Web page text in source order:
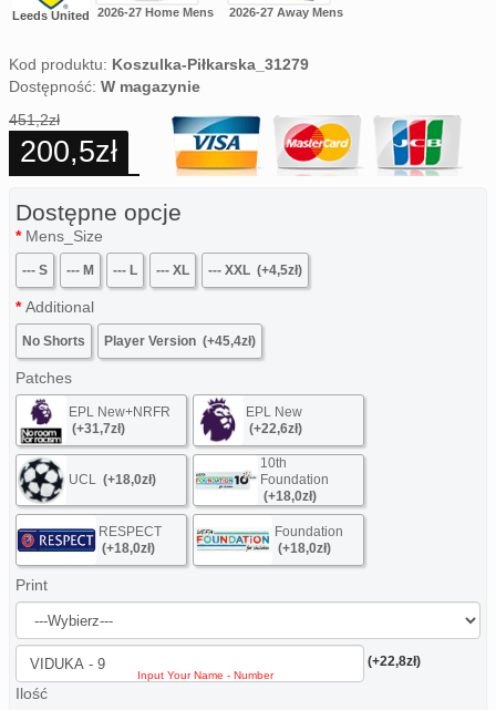
Leeds United 2026-27 Home Mens 2026-27 Away Mens
Kod produktu: Koszulka-Piłkarska_31279
Dostępność: W magazynie
451,2zł
200,5zł
Dostępne opcje
Mens_Size
--- S --- M --- L --- XL --- XXL (+4,5zł)
Additional
No Shorts Player Version (+45,4zł)
Patches
EPL New+NRFR
(+31,7zł)
EPL New
(+22,6zł)
UCL (+18,0zł)
10th
Foundation
(+18,0zł)
RESPECT
(+18,0zł)
Foundation
(+18,0zł)
Print
(+22,8zł)
Ilość